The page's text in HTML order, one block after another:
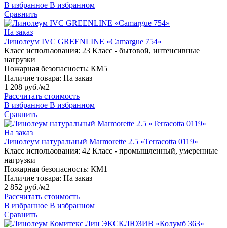
В избранное В избранном
Сравнить
На заказ
Линолеум IVC GREENLINE «Camargue 754»
Класс использования: 23 Класс - бытовой, интенсивные
нагрузки
Пожарная безопасность: КМ5
Наличие товара: На заказ
1 208 руб./м2
Рассчитать стоимость
В избранное В избранном
Сравнить
На заказ
Линолеум натуральный Marmorette 2.5 «Terracotta 0119»
Класс использования: 42 Класс - промышленный, умеренные
нагрузки
Пожарная безопасность: КМ1
Наличие товара: На заказ
2 852 руб./м2
Рассчитать стоимость
В избранное В избранном
Сравнить